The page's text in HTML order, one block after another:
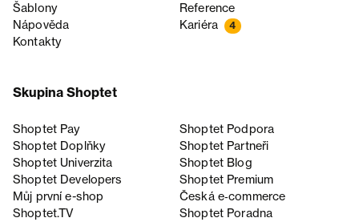
Šablony
Reference
Nápověda
Kariéra 4
Kontakty
Skupina Shoptet
Shoptet Pay
Shoptet Podpora
Shoptet Doplňky
Shoptet Partneři
Shoptet Univerzita
Shoptet Blog
Shoptet Developers
Shoptet Premium
Můj první e-shop
Česká e‑commerce
Shoptet.TV
Shoptet Poradna